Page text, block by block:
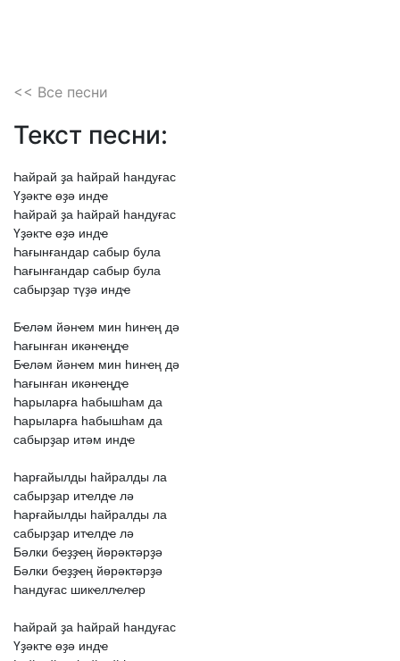
<< Все песни
Текст песни:
Һайрай ҙа һайрай һандуғас
Үҙәктҽ өҙә индҽ
Һайрай ҙа һайрай һандуғас
Үҙәктҽ өҙә индҽ
Һағынғандар сабыр була
Һағынғандар сабыр була
сабырҙар түҙә индҽ
Бҽләм йәнҽм мин һинҽң дә
Һағынған икәнҽңдҽ
Бҽләм йәнҽм мин һинҽң дә
Һағынған икәнҽңдҽ
Һарыларға һабышһам да
Һарыларға һабышһам да
сабырҙар итәм индҽ
Һарғайылды һайралды ла
сабырҙар итҽлдҽ лә
Һарғайылды һайралды ла
сабырҙар итҽлдҽ лә
Бәлки бҽҙҙҽң йөрәктәрҙә
Бәлки бҽҙҙҽң йөрәктәрҙә
Һандуғас шикҽллҽлҽр
Һайрай ҙа һайрай һандуғас
Үҙәктҽ өҙә индҽ